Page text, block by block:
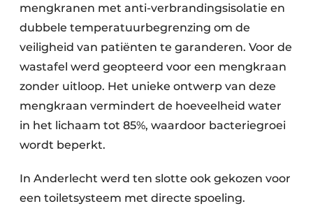
mengkranen met anti-verbrandingsisolatie en
dubbele temperatuurbegrenzing om de
veiligheid van patiënten te garanderen. Voor de
wastafel werd geopteerd voor een mengkraan
zonder uitloop. Het unieke ontwerp van deze
mengkraan vermindert de hoeveelheid water
in het lichaam tot 85%, waardoor bacteriegroei
wordt beperkt.
In Anderlecht werd ten slotte ook gekozen voor
een toiletsysteem met directe spoeling.